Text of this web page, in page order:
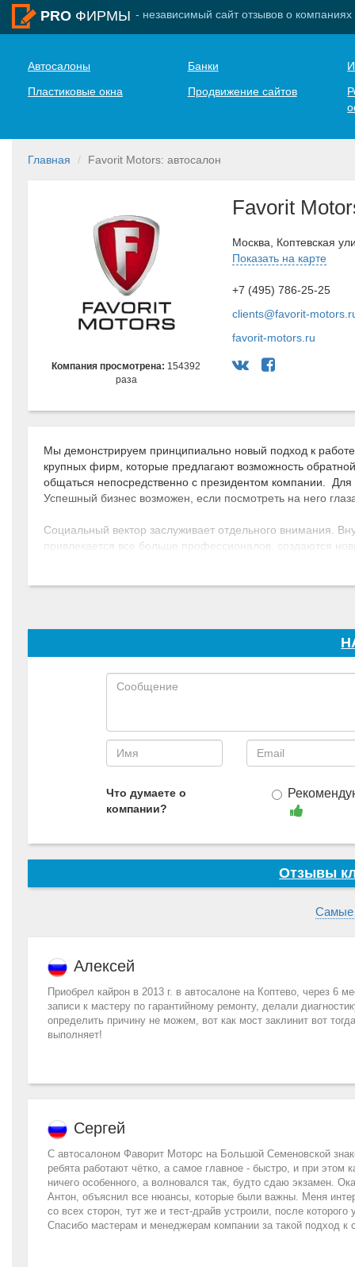
PRO ФИРМЫ - независимый сайт отзывов о компаниях
Автосалоны Банки
Пластиковые окна
Продвижение сайтов
Главная Favorit Motors: автосалон
Компания просмотрена: 154392
раза
Favorit
Москва, Коптевская
Показать на карте
+7 (495) 786-25-25
clients@favorit-
favorit-motors.ru
Мы демонстрируем принципиально новый подход к
крупных фирм, которые предлагают возможность
общаться непосредственно с президентом компании.
Успешный бизнес возможен, если посмотреть на него
Социальный вектор заслуживает отдельного внимания.
привлекается все больше профессионалов, создаются
политика гарантирует ответственность автодилера за
непоколебимый авторитет.
Что думаете о
компании?
Отзывы
Самые
Алексей
Приобрел кайрон в 2013 г. в автосалоне на Коптево, через 6
записи к мастеру по гарантийному ремонту, делали
определить причину не можем, вот как мост заклинит вот
выполняет!
Сергей
С автосалоном Фаворит Моторс на Большой Семеновской
ребята работают чётко, а самое главное - быстро, и при
ничего особенного, а волновался так, будто сдаю экзамен.
Антон, объяснил все нюансы, которые были важны. Меня
со всех сторон, тут же и тест-драйв устроили, после
Спасибо мастерам и менеджерам компании за такой подход к